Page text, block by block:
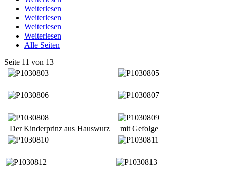
Weiterlesen
Weiterlesen
Weiterlesen
Weiterlesen
Alle Seiten
Seite 11 von 13
Der Kinderprinz aus Hauswurz mit Gefolge